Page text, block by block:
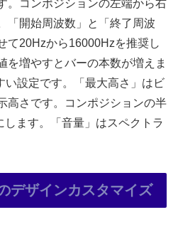
。コンポジションの左端から右
「開始周波数」と「終了周波
て20Hzから16000Hzを推奨し
を増やすとバーの本数が増えま
い設定です。「最大高さ」はビ
高さです。コンポジションの半
ます。「音量」はスペクトラ
デザインカスタマイズ